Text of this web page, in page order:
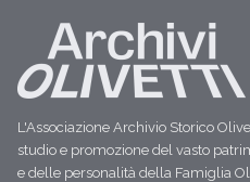
L'Associazione Archivio Storico
studio e promozione del vasto
e delle personalità della Famiglia